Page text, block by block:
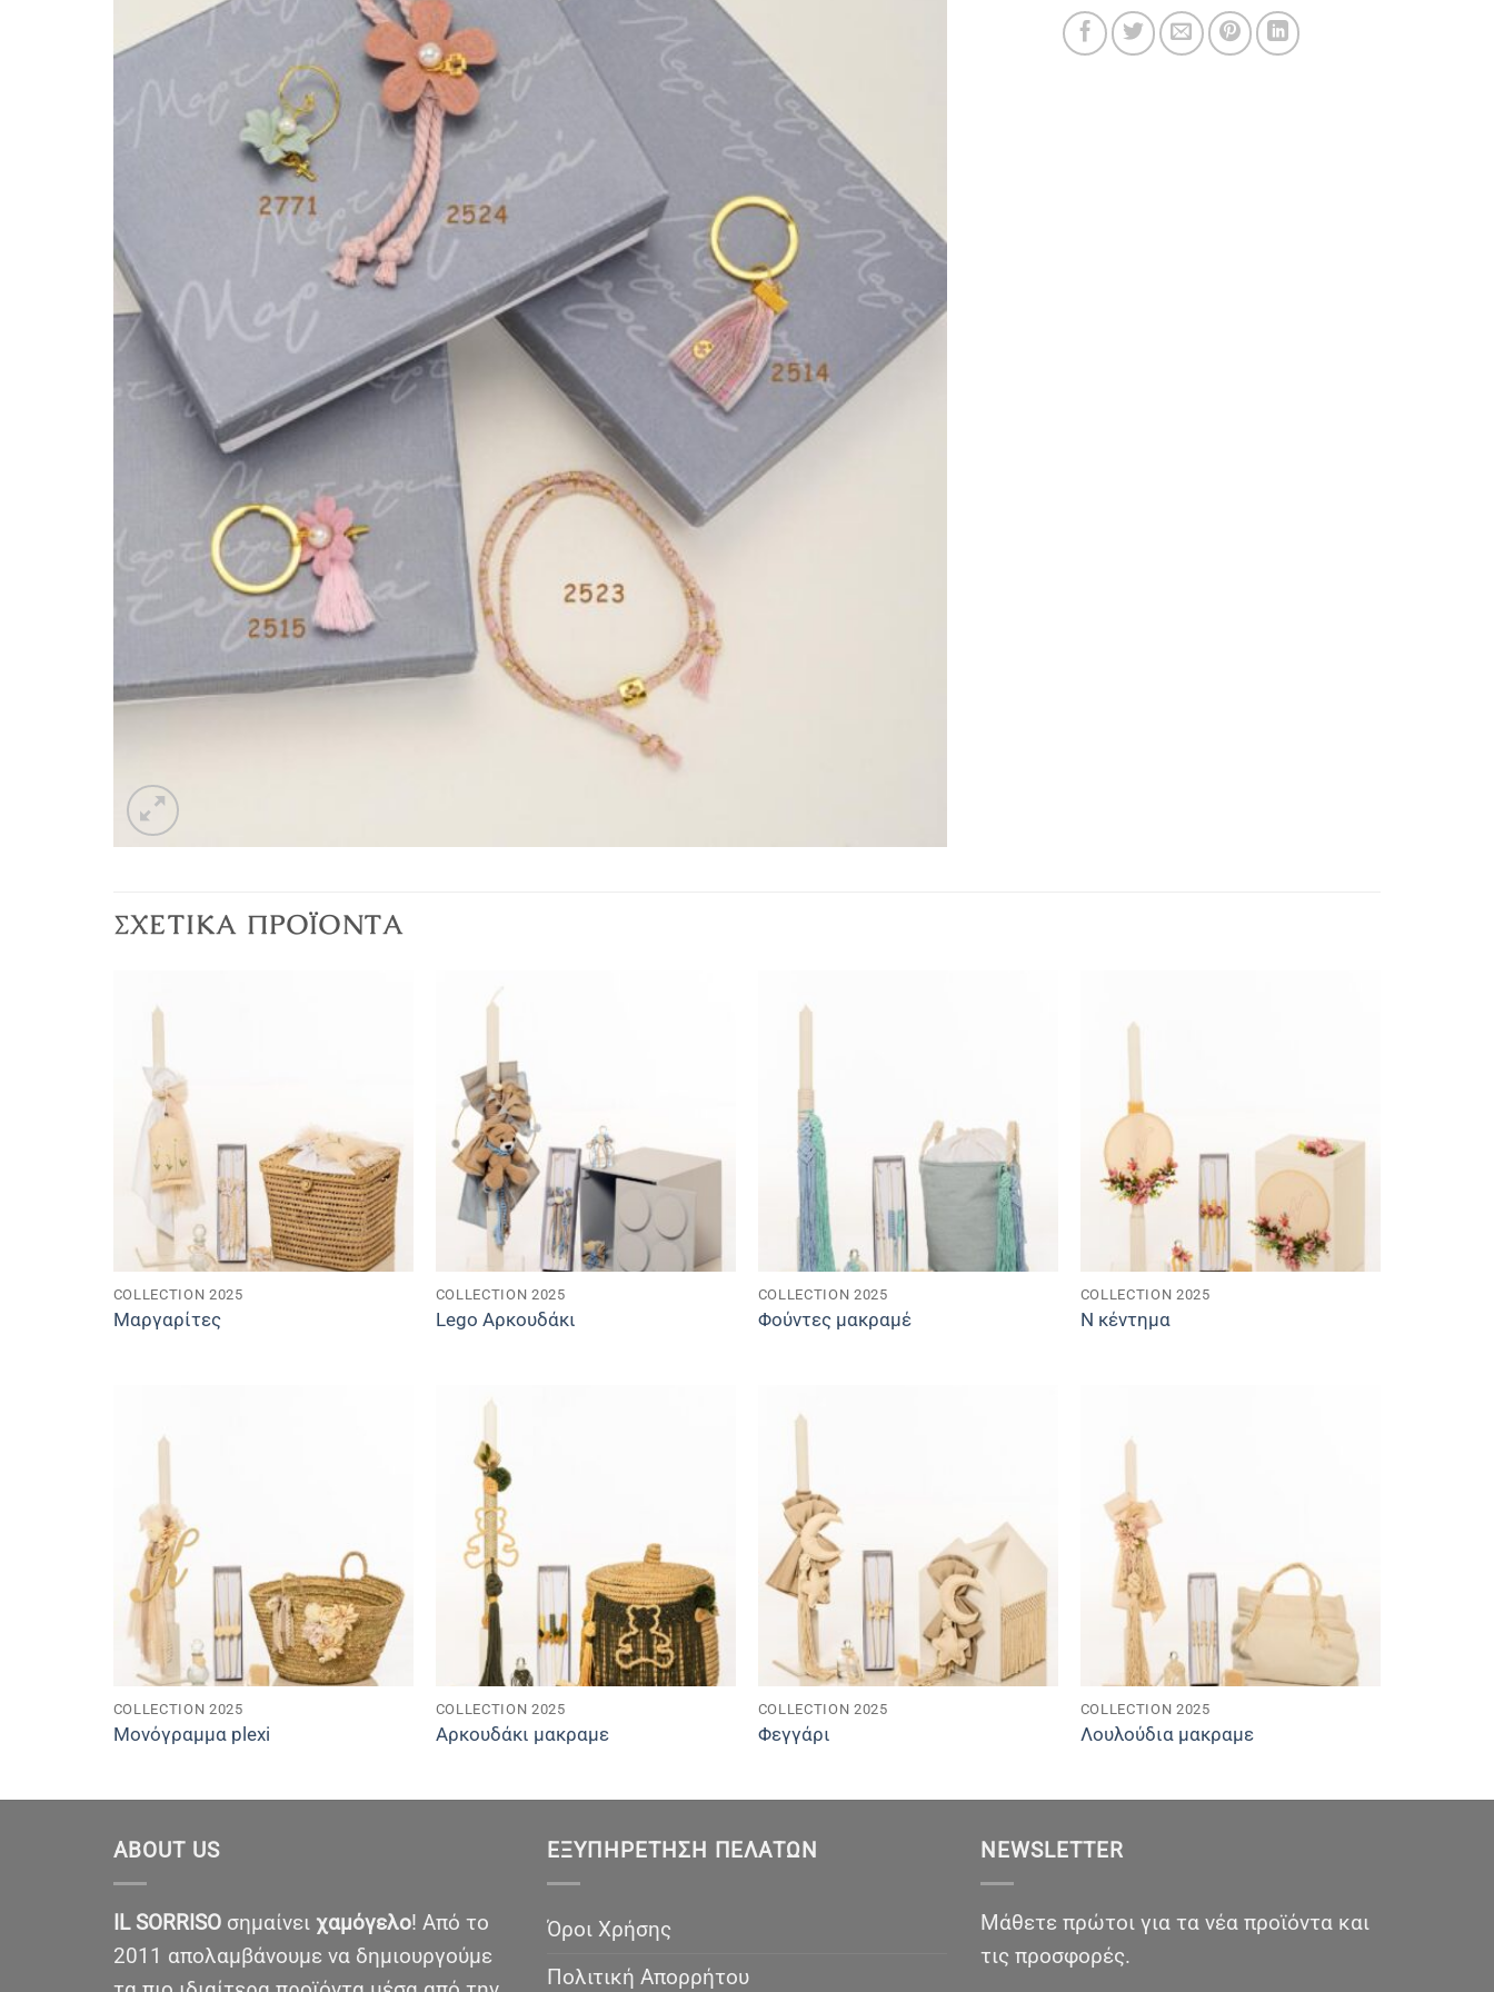
ΣΧΕΤΙΚΆ ΠΡΟΪΌΝΤΑ
COLLECTION 2025
Μαργαρίτες
COLLECTION 2025
Lego Αρκουδάκι
COLLECTION 2025
Φούντες μακραμέ
COLLECTION 2025
Ν κέντημα
COLLECTION 2025
Μονόγραμμα plexi
COLLECTION 2025
Αρκουδάκι μακραμε
COLLECTION 2025
Φεγγάρι
COLLECTION 2025
Λουλούδια μακραμε
ABOUT US
IL SORRISO σημαίνει χαμόγελο! Από το
2011 απολαμβάνουμε να δημιουργούμε
ΕΞΥΠΗΡΈΤΗΣΗ ΠΕΛΑΤΏΝ
Όροι Χρήσης
Πολιτική Απορρήτου
NEWSLETTER
Μάθετε πρώτοι για τα νέα προϊόντα και
τις προσφορές.